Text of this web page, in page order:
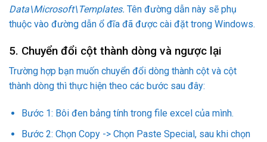
Data\Microsoft\Templates. Tên đường dẫn này sẽ phụ
thuộc vào đường dẫn ổ đĩa đã được cài đặt trong Windows.
5. Chuyển đổi cột thành dòng và ngược lại
Trường hợp bạn muốn chuyển đổi dòng thành cột và cột
thành dòng thì thực hiện theo các bước sau đây:
Bước 1: Bôi đen bảng tính trong file excel của mình.
Bước 2: Chọn Copy -> Chọn Paste Special, sau khi chọn